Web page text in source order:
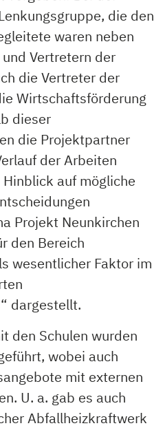
die den
waren neben
Vertretern der
die Vertreter der
Wirtschaftsförderung
dieser
die Projektpartner
der Arbeiten
auf mögliche
Projekt Neunkirchen
den Bereich
wesentlicher Faktor im
dargestellt.
den Schulen wurden
wobei auch
mit externen
U. a. gab es auch
Abfallheizkraftwerk